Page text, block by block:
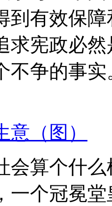
到有效保
求宪政必
不争的事实
（图）
会算个什
一个冠冕